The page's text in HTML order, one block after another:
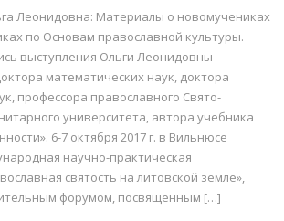
Леонидовна: Материалы о новомучениках
по Основам православной культуры.
выступления Ольги Леонидовны
математических наук, доктора
профессора православного Свято-
университета, автора учебника
6-7 октября 2017 г. в Вильнюсе
научно-практическая
святость на литовской земле»,
форумом, посвященным […]